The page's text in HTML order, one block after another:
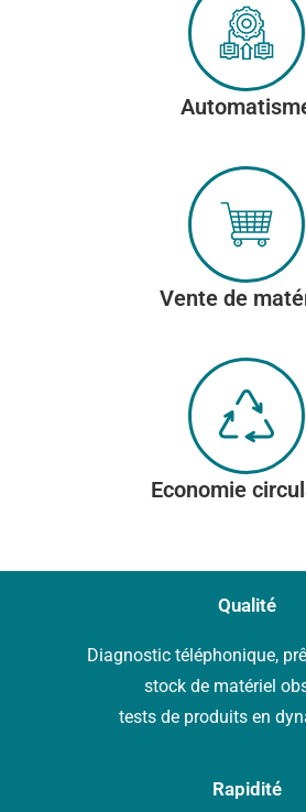
Vente de
Economie
Qualité
Diagnostic téléphonique,
stock de matériel
tests de produits en
Rapidité